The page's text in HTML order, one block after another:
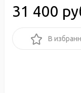
31 400
В